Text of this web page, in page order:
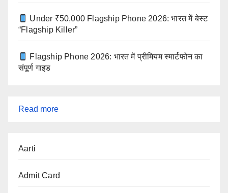
Under ₹50,000 Flagship Phone 2026: भारत में बेस्ट
“Flagship Killer”
Flagship Phone 2026: भारत में प्रीमियम स्मार्टफोन का
संपूर्ण गाइड
Read more:
Aarti
Admit Card